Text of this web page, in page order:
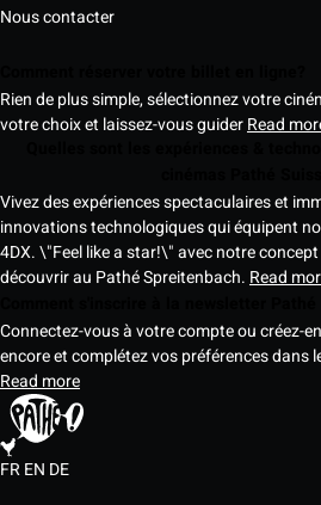
Nous contacter
Rien de plus simple, sélectionnez votre
votre choix et laissez-vous guiderRead
Vivez des expériences spectaculaires et
innovations technologiques qui équipent
4DX. \"Feel like a star!\" avec notre concept
découvrir au Pathé Spreitenbach. Read
Connectez-vous à votre compte ou créez-
encore et complétez vos préférences dans
Read more
FREN DE